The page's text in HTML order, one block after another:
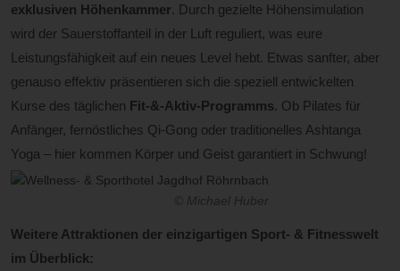
exklusiven Höhenkammer. Durch gezielte Höhensimulation
wird der Sauerstoffanteil in der Luft reguliert, was eure
Leistungsfähigkeit auf ein neues Level hebt. Etwas sanfter, aber
genauso effektiv präsentieren sich die speziell entwickelten
Kurse des täglichen Fit-&-Aktiv-Programms. Ob Pilates für
Anfänger, fernöstliches Qi-Gong oder traditionelles Ashtanga
Yoga – hier kommen Körper und Geist garantiert in Schwung!
© Michael Huber
Weitere Attraktionen der einzigartigen Sport- & Fitnesswelt
im Überblick: